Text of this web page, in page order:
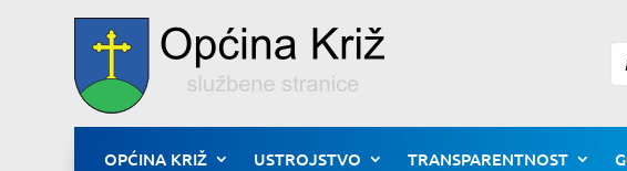
OPĆINA KRIŽ USTROJSTVO TRANSPARENTNOST